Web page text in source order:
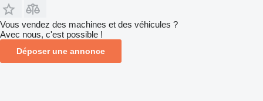
Vous vendez des machines et des véhicules ?
Avec nous, c'est possible !
Déposer une annonce